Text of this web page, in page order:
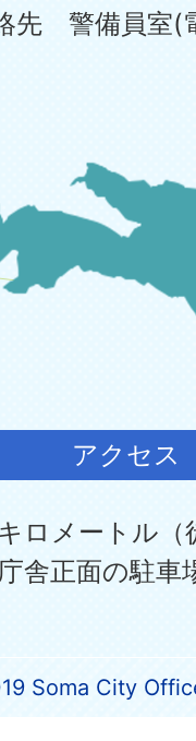
先 警備員室
アクセス
ロメートル
舎正面の駐車
Soma City